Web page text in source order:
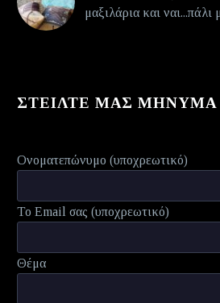
μαξιλάρια και ναι...πάλι
ΣΤΕΊΛΤΕ ΜΑΣ ΜΉΝΥΜΑ
Ονοματεπώνυμο (υποχρεωτικό)
Το Email σας (υποχρεωτικό)
Θέμα